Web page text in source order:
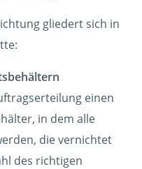
gliedert sich in
einen
in dem alle
die vernichtet
des richtigen